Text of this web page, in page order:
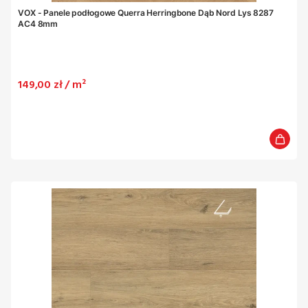
VOX - Panele podłogowe Querra Herringbone Dąb Nord Lys 8287
AC4 8mm
Cena
149,00 zł / m²